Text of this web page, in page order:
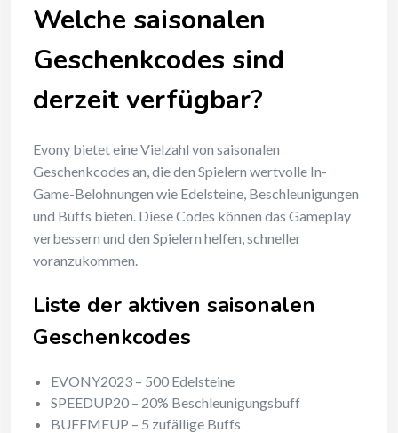
Welche saisonalen
Geschenkcodes sind
derzeit verfügbar?
Evony bietet eine Vielzahl von saisonalen
Geschenkcodes an, die den Spielern wertvolle In-
Game-Belohnungen wie Edelsteine, Beschleunigungen
und Buffs bieten. Diese Codes können das Gameplay
verbessern und den Spielern helfen, schneller
voranzukommen.
Liste der aktiven saisonalen
Geschenkcodes
EVONY2023 – 500 Edelsteine
SPEEDUP20 – 20% Beschleunigungsbuff
BUFFMEUP – 5 zufällige Buffs